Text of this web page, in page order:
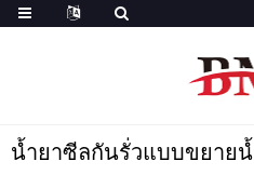
น้ำยาซีลกันรั่วแบบขยาย